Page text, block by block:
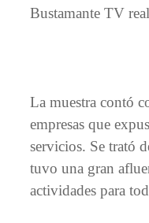
Bustamante TV
La muestra contó
empresas que
servicios. Se trató
tuvo una gran
actividades para